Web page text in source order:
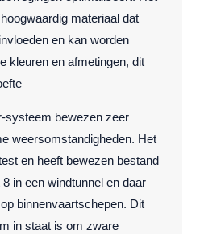
materiaal dat
en kan worden
kleuren en afmetingen, dit
systeem bewezen zeer
weersomstandigheden. Het
en heeft bewezen bestand
in een windtunnel en daar
binnenvaartschepen. Dit
in staat is om zware